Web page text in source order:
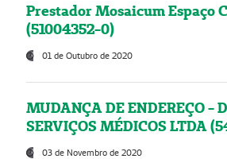
Prestador Mosaicum Espaço
(51004352-0)
01 de Outubro de 2020
MUDANÇA DE ENDEREÇO -
SERVIÇOS MÉDICOS LTDA
03 de Novembro de 2020